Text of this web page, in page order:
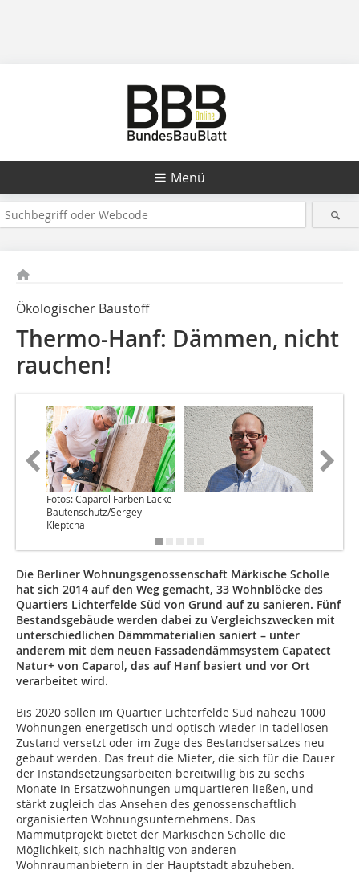
Menü
Ökologischer Baustoff
Thermo-Hanf: Dämmen, nicht
rauchen!
Fotos: Caparol Farben Lacke
Bautenschutz/Sergey
Kleptcha
Die Berliner Wohnungsgenossenschaft Märkische Scholle
hat sich 2014 auf den Weg gemacht, 33 Wohnblöcke des
Quartiers Lichterfelde Süd von Grund auf zu sanieren. Fünf
Bestandsgebäude werden dabei zu Vergleichszwecken mit
unterschiedlichen Dämmmaterialien saniert – unter
anderem mit dem neuen Fassadendämmsystem Capatect
Natur+ von Caparol, das auf Hanf basiert und vor Ort
verarbeitet wird.
Bis 2020 sollen im Quartier Lichterfelde Süd nahezu 1000
Wohnungen energetisch und optisch wieder in tadellosen
Zustand versetzt oder im Zuge des Bestandsersatzes neu
gebaut werden. Das freut die Mieter, die sich für die Dauer
der Instandsetzungsarbeiten bereitwillig bis zu sechs
Monate in Ersatzwohnungen umquartieren ließen, und
stärkt zugleich das Ansehen des genossenschaftlich
organisierten Wohnungsunternehmens. Das
Mammutprojekt bietet der Märkischen Scholle die
Möglichkeit, sich nachhaltig von anderen
Wohnraumanbietern in der Hauptstadt abzuheben.